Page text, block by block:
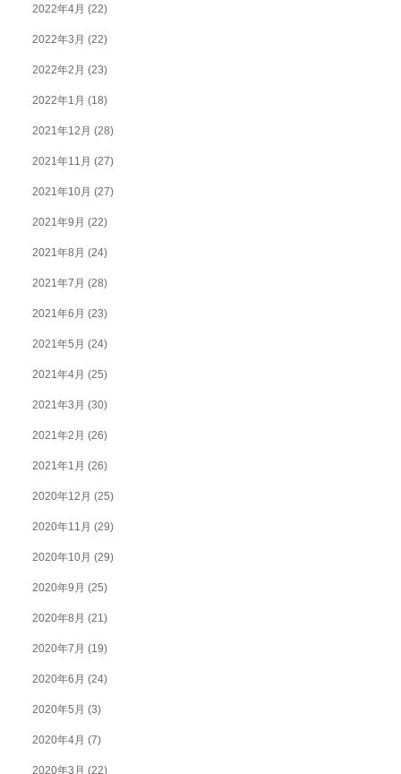
2022年4月 (22)
2022年3月 (22)
2022年2月 (23)
2022年1月 (18)
2021年12月 (28)
2021年11月 (27)
2021年10月 (27)
2021年9月 (22)
2021年8月 (24)
2021年7月 (28)
2021年6月 (23)
2021年5月 (24)
2021年4月 (25)
2021年3月 (30)
2021年2月 (26)
2021年1月 (26)
2020年12月 (25)
2020年11月 (29)
2020年10月 (29)
2020年9月 (25)
2020年8月 (21)
2020年7月 (19)
2020年6月 (24)
2020年5月 (3)
2020年4月 (7)
2020年3月 (22)